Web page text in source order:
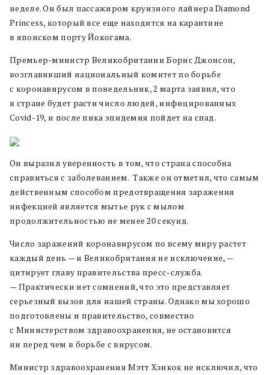
неделе. Он был пассажиром круизного лайнера Diamond
Princess, который все еще находится на карантине
в японском порту Йокогама.
Премьер-министр Великобритании Борис Джонсон,
возглавивший национальный комитет по борьбе
с коронавирусом в понедельник, 2 марта заявил, что
в стране будет расти число людей, инфицированных
Covid-19, и после пика эпидемия пойдет на спад.
Он выразил уверенность в том, что страна способна
справиться с заболеванием. Также он отметил, что самым
действенным способом предотвращения заражения
инфекцией является мытье рук с мылом
продолжительностью не менее 20 секунд.
Число заражений коронавирусом по всему миру растет
каждый день — и Великобритания не исключение, —
цитирует главу правительства пресс-служба.
— Практически нет сомнений, что это представляет
серьезный вызов для нашей страны. Однако мы хорошо
подготовлены и правительство, совместно
с Министерством здравоохранения, не остановится
ни перед чем в борьбе с вирусом.
Министр здравоохранения Мэтт Хэнкок не исключил, что